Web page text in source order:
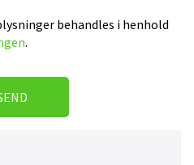
behandles i henhold
.